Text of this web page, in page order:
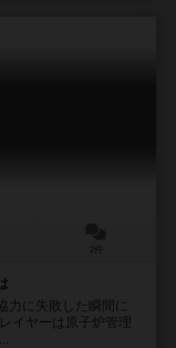
力に失敗した瞬間に
イヤーは原子炉管理